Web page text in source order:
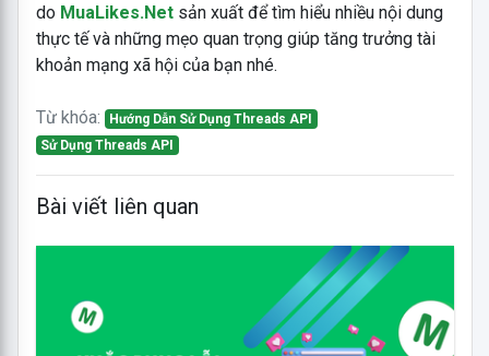
do MuaLikes.Net sản xuất để tìm hiểu nhiều nội dung
thực tế và những mẹo quan trọng giúp tăng trưởng tài
khoản mạng xã hội của bạn nhé.
Từ khóa:
Hướng Dẫn Sử Dụng Threads API
Sử Dụng Threads API
Bài viết liên quan